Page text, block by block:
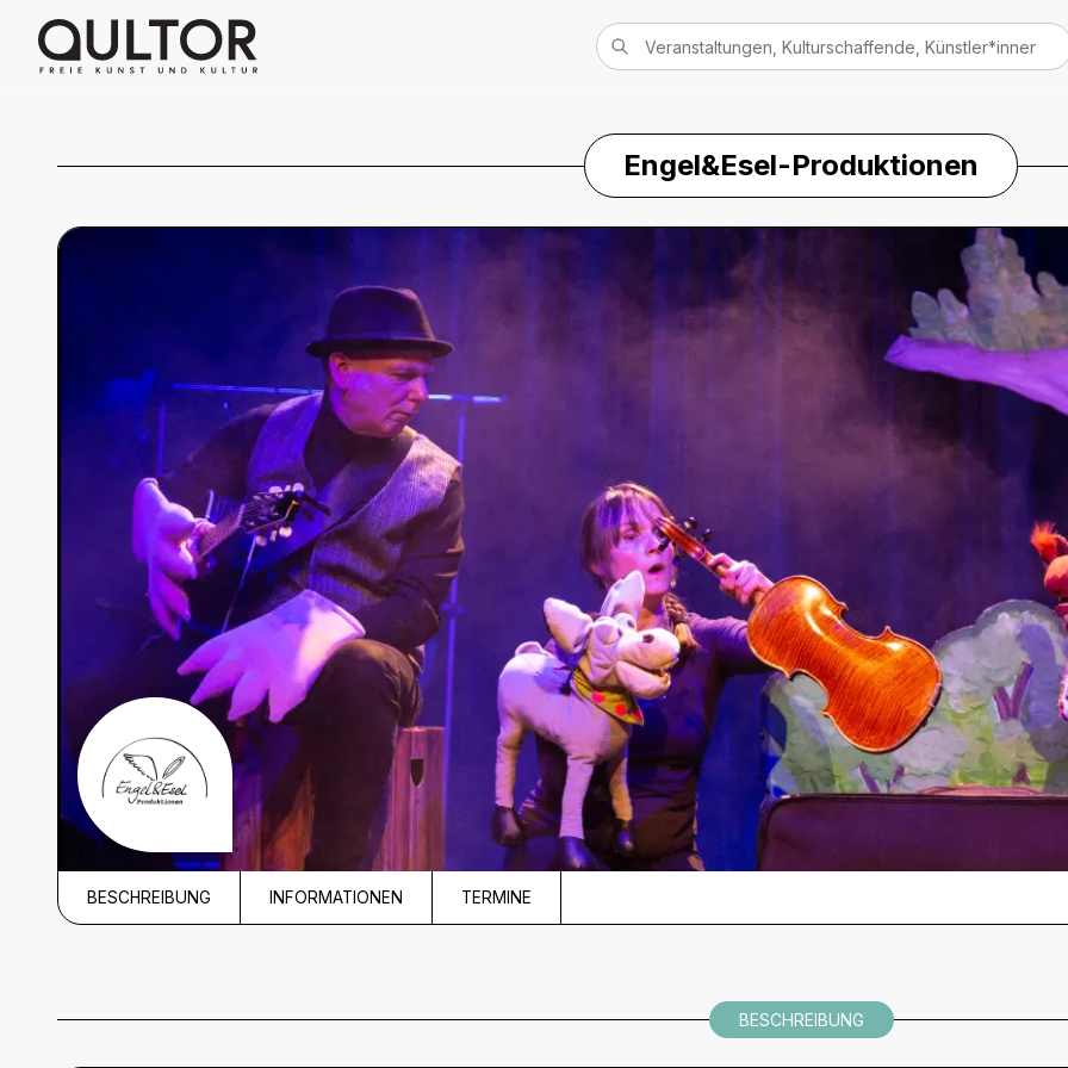
Engel&Esel-Produktionen
BESCHREIBUNG INFORMATIONEN TERMINE
BESCHREIBUNG